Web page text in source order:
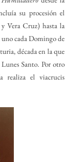
su procesión el
Vera Cruz) hasta la
cada Domingo de
década en la que
Santo. Por otro
realiza el viacrucis